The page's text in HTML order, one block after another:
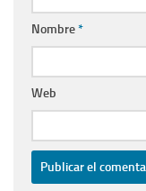
Nombre*
Web